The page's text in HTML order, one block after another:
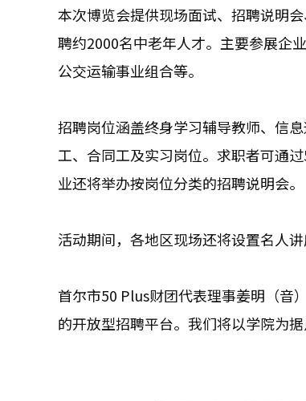
本次博览会提供现场面试、招聘说明
聘约2000名中老年人才。主要参展企
公交运输事业组合等。
招聘岗位涵盖终身学习辅导教师、信
工、合同工及实习岗位。求职者可通
业还将举办按岗位分类的招聘说明会。
活动期间，各地区现场还将设置名人
首尔市50 Plus财团代表理事姜明（音
的开放型招聘平台。我们将以学院为